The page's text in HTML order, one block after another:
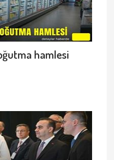
hamlesi